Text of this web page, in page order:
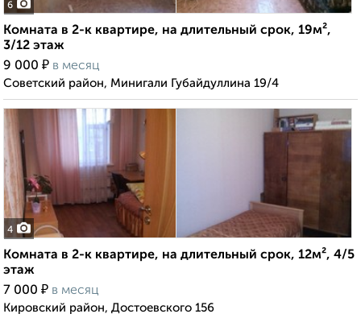
6
Комната в 2-к квартире, на длительный срок, 19м²,
3/12 этаж
9 000 ₽ в месяц
Советский район, Минигали Губайдуллина 19/4
4
Комната в 2-к квартире, на длительный срок, 12м², 4/5
этаж
7 000 ₽ в месяц
Кировский район, Достоевского 156